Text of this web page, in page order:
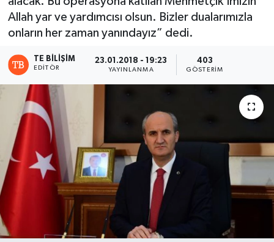
Allah yar ve yardımcısı olsun. Bizler dualarımızla
onların her zaman yanındayız” dedi.
TE BILIŞIM
EDITÖR
23.01.2018 - 19:23
YAYINLANMA
403
GÖSTERIM
Haber Arşivi